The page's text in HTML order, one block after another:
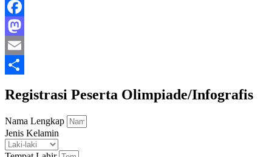
Facebook
Mastodon
Email
Registrasi Peserta Olimpiade/Infografis
Nama Lengkap
Jenis Kelamin